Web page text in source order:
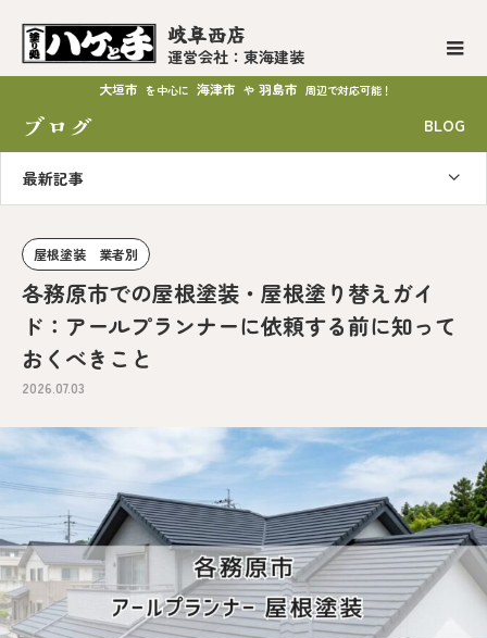
岐阜西店
運営会社：東海建装
大垣市 を中心に 海津市 や 羽島市 周辺で対応可能！
ブログ BLOG
最新記事
屋根塗装 業者別
各務原市での屋根塗装・屋根塗り替えガイ
ド：アールプランナーに依頼する前に知って
おくべきこと
2026.07.03